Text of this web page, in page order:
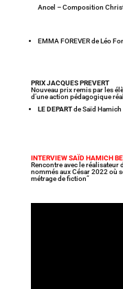
Ancel – Composition
EMMA FOREVER de Léo
PRIX JACQUES PREVERT
Nouveau prix remis par les
d’une action pédagogique
LE DEPARTde Saïd
INTERVIEW SAÏD HAMICH
Rencontre avec le réalisateur
nommés aux César 2022 où
métrage de fiction”